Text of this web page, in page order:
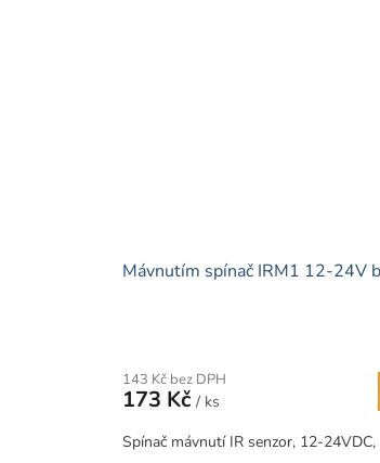
Mávnutím spínač IRM1 12-24V
143 Kč bez DPH
173 Kč / ks
Spínač mávnutí IR senzor, 12-